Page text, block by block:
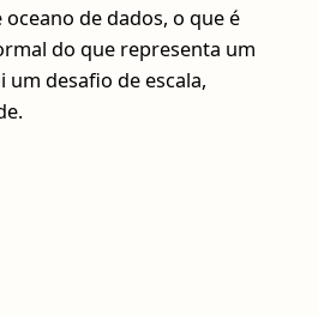
oceano de dados, o que é
do que representa um
desafio de escala,